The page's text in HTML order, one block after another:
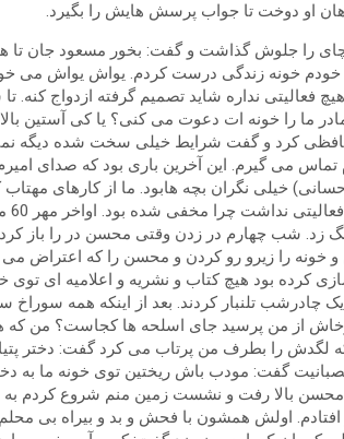
او دوخت تا جواب پرسش هایش را بگیرد.
را جلوش گذاشت و گفت: بخور مسعود جان تا
بعد گفت برای خودم خونه زندگی درست کردم. یواش یواش
نداره شاید تصمیم گرفته ازدواج کنه. تا
ما را خونه ات دعوت می کنی؟ یا کی آستین
کرد و گفت شرایط خیلی سخت شده دیگه نمی
می گیرم. این آخرین باری بود که صدای
خیلی نگران بچه هابود. ما از کارهای
اما
خونه را زیرو رو کردن و محسن را که اعتراض می
همه جا را پاکسازی کرده بود هیچ کتاب و نشریه و اعلامیه ای
تلنبار کردند. بعد از اینکه همه سوراخ
از من پرسید جای اسلحه ها کجاست؟ من که
لگدش را بطرف من پرتاب می کرد گفت: دختر
گفت: مودب باش ریختین توی خونه ما به
محسن بالا رفت و نشست زمین منم شروع کردم به
افتادم. اولش همشون با فحش و بد و بیراه بی